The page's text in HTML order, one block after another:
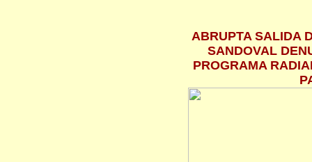
ABRUPTA SALIDA
SANDOVAL
PROGRAMA